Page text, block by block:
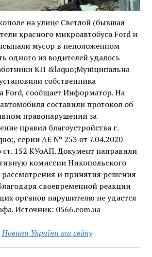
на улице Светлой (бывшая
красного микроавтобуса Ford и
мусор в неположенном
одного из водителей удалось
КП &laquo;Муніципальна
собственника
Ford, сообщает Информатор. На
составили протокол об
правонарушении за
правил благоустройства г.
серии АЕ № 253 от 7.04.2020
ст. 152 КУоАП. Документ направили
комиссии Никопольского
рассмотрения и принятия решения
своевременной реакции
органов нарушителю не удастся
Источник: 0566.com.ua
Новини України та світу